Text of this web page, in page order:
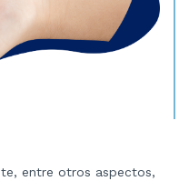
entre otros aspectos,